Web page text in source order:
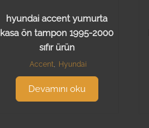
hyundai accent yumurta
kasa ön tampon 1995-2000
sıfır ürün
Accent, Hyundai
Devamını oku